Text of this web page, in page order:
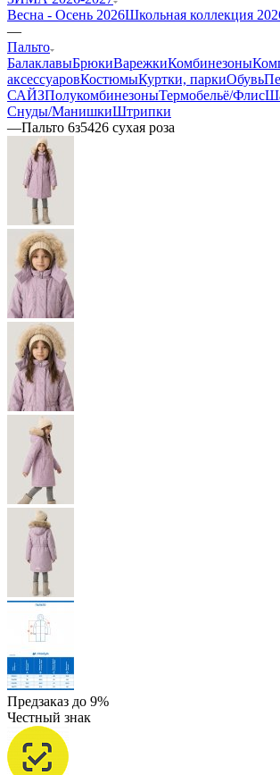
Весна - Осень 2026Школьная коллекция
—
Пальто
БалаклавыБрюкиВарежкиКомбинезоны
аксессуаровКостюмыКуртки, паркиОбувь
САЙЗПолукомбинезоныТермобельё/Флис
Снуды/МанишкиШтрипки
—Пальто 6з5426 сухая роза
Предзаказ до 9%
Честный знак